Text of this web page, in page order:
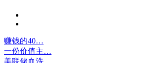
赚钱的40…
一份价值主…